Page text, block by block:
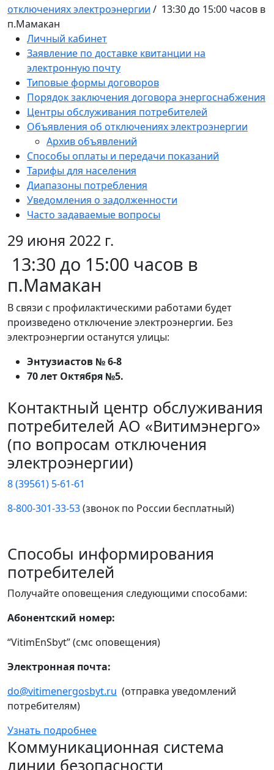
отключениях электроэнергии / 13:30 до 15:00 часов в
п.Мамакан
Личный кабинет
Заявление по доставке квитанции на
электронную почту
Типовые формы договоров
Порядок заключения договора энергоснабжения
Центры обслуживания потребителей
Объявления об отключениях электроэнергии
Архив объявлений
Способы оплаты и передачи показаний
Тарифы для населения
Диапазоны потребления
Уведомления о задолженности
Часто задаваемые вопросы
29 июня 2022 г.
13:30 до 15:00 часов в
п.Мамакан
В связи с профилактическими работами будет
произведено отключение электроэнергии. Без
электроэнергии останутся улицы:
Энтузиастов № 6-8
70 лет Октября №5.
Контактный центр обслуживания
потребителей АО «Витимэнерго»
(по вопросам отключения
электроэнергии)
8 (39561) 5-61-61
8-800-301-33-53(звонок по России бесплатный)
Способы информирования
потребителей
Получайте оповещения следующими способами:
Абонентский номер:
“VitimEnSbyt” (смс оповещения)
Электронная почта:
do@vitimenergosbyt.ru (отправка уведомлений
потребителям)
Узнать подробнее
Коммуникационная система
линии безопасности